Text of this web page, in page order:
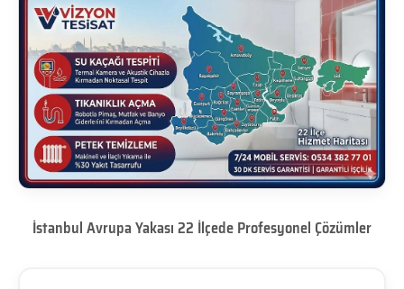
İstanbul Avrupa Yakası 22 İlçede Profesyonel Çözümler